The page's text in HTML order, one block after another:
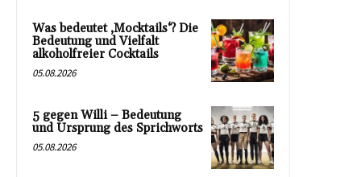
Was bedeutet ‚Mocktails‘? Die
Bedeutung und Vielfalt
alkoholfreier Cocktails
05.08.2026
5 gegen Willi – Bedeutung
und Ursprung des Sprichworts
05.08.2026